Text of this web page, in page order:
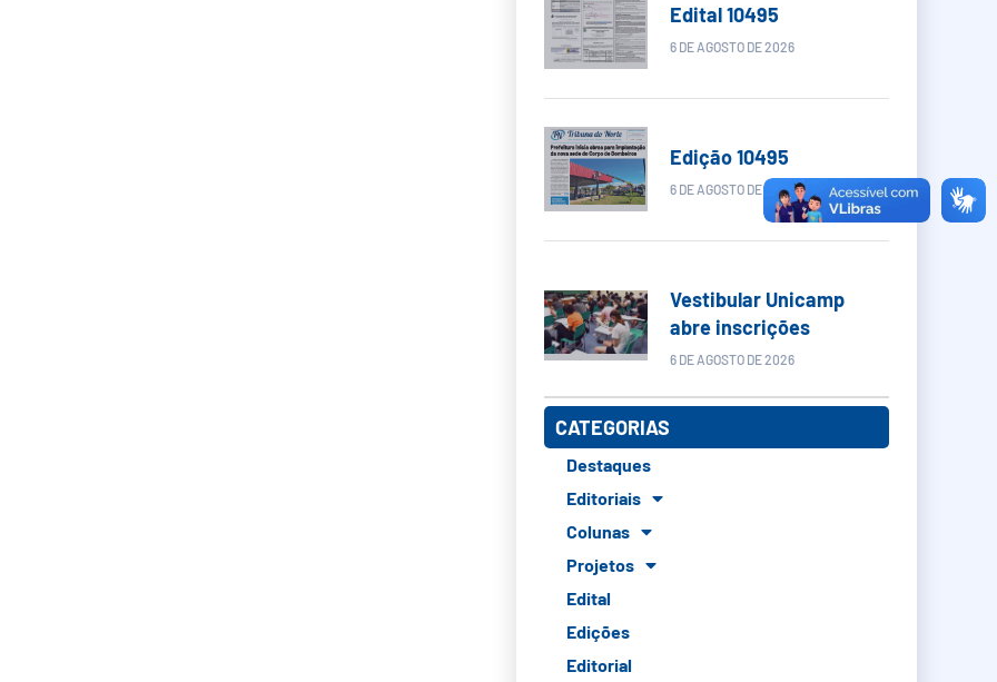
Edital 10495
6 DE AGOSTO DE 2026
Edição 10495
6 DE AGOSTO DE 2026
Vestibular Unicamp
abre inscrições
6 DE AGOSTO DE 2026
CATEGORIAS
Destaques
Editoriais
Colunas
Projetos
Edital
Edições
Editorial